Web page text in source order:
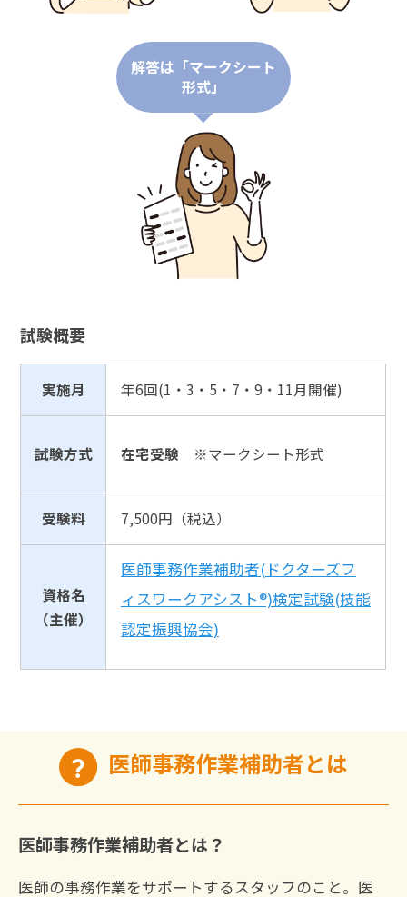
解答は「マークシート
形式」
試験概要
実施月 年6回(1・3・5・7・9・11月開催)
試験方式 在宅受験 ※マークシート形式
受験料 7,500円（税込）
資格名
（主催）
医師事務作業補助者(ドクターズフ
ィスワークアシスト®)検定試験​(技能
認定振興協会)
医師事務作業補助者とは
医師事務作業補助者とは？
医師の事務作業をサポートするスタッフのこと。医